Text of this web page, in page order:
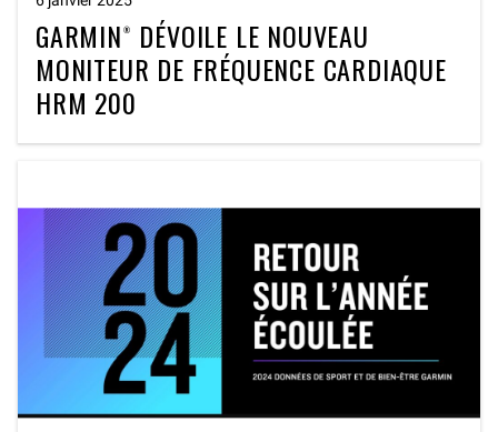
GARMIN® DÉVOILE LE NOUVEAU
MONITEUR DE FRÉQUENCE CARDIAQUE
HRM 200